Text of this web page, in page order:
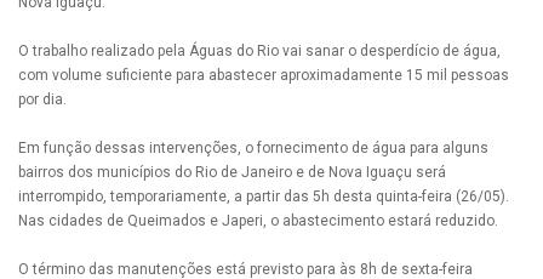
O trabalho realizado pela Águas do Rio vai sanar o desperdício de água,
com volume suficiente para abastecer aproximadamente 15 mil pessoas
por dia.
Em função dessas intervenções, o fornecimento de água para alguns
bairros dos municípios do Rio de Janeiro e de Nova Iguaçu será
interrompido, temporariamente, a partir das 5h desta quinta-feira (26/05).
Nas cidades de Queimados e Japeri, o abastecimento estará reduzido.
O término das manutenções está previsto para às 8h de sexta-feira